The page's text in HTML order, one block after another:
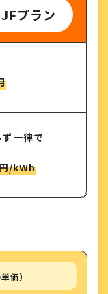
JFプラン
一律で
/kWh
価）